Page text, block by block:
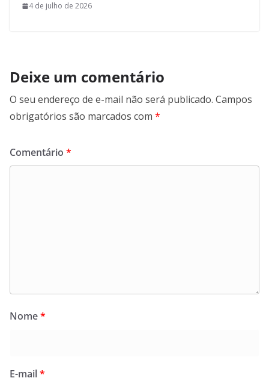
4 de julho de 2026
Deixe um comentário
O seu endereço de e-mail não será publicado. Campos
obrigatórios são marcados com *
Comentário *
Nome*
E-mail*